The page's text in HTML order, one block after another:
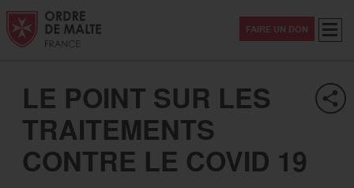
Aller au contenu
Aller à la recherche
Aller au menu
FAIRE UN DON
LE POINT SUR LES
TRAITEMENTS
CONTRE LE COVID 19